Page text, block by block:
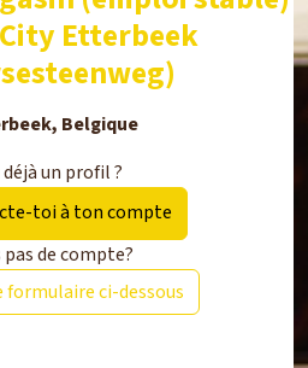
Etterbeek
Belgique
un profil ?
toi à ton compte
pas de compte?
formulaire ci-dessous